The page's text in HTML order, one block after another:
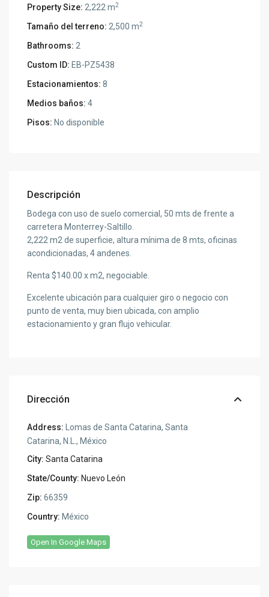
Property Size: 2,222 m2
Tamaño del terreno: 2,500 m2
Bathrooms: 2
Custom ID: EB-PZ5438
Estacionamientos: 8
Medios baños: 4
Pisos: No disponible
Descripción
Bodega con uso de suelo comercial, 50 mts de frente a
carretera Monterrey-Saltillo.
2,222 m2 de superficie, altura mínima de 8 mts, oficinas
acondicionadas, 4 andenes.
Renta $140.00 x m2, negociable.
Excelente ubicación para cualquier giro o negocio con
punto de venta, muy bien ubicada, con amplio
estacionamiento y gran flujo vehicular.
Dirección
Address: Lomas de Santa Catarina, Santa
Catarina, N.L., México
City: Santa Catarina
State/County: Nuevo León
Zip: 66359
Country: México
Open In Google Maps